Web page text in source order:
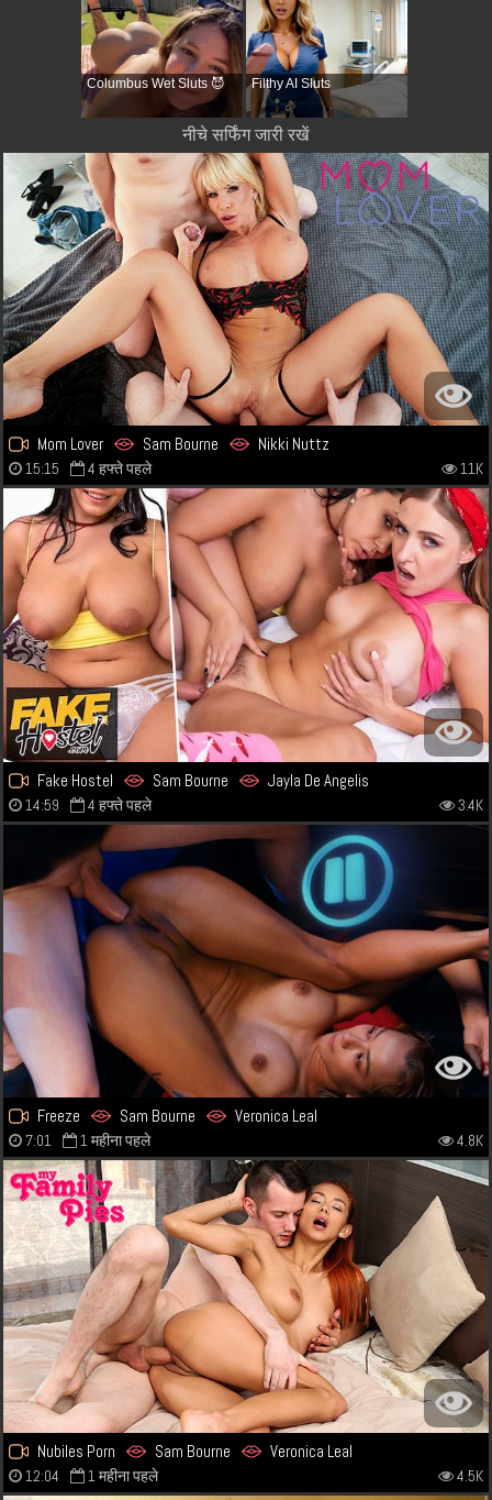
Columbus Wet Sluts 😈 Filthy AI Sluts
नीचे सर्फिंग जारी रखें
Mom Lover Sam Bourne Nikki Nuttz
15:15 4 हफ्ते पहले 11K
Fake Hostel Sam Bourne Jayla De Angelis
14:59 4 हफ्ते पहले 3.4K
Freeze Sam Bourne Veronica Leal
7:01 1 महीना पहले 4.8K
Nubiles Porn Sam Bourne Veronica Leal
12:04 1 महीना पहले 4.5K